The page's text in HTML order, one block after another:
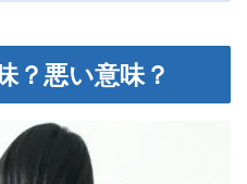
？悪い意味？